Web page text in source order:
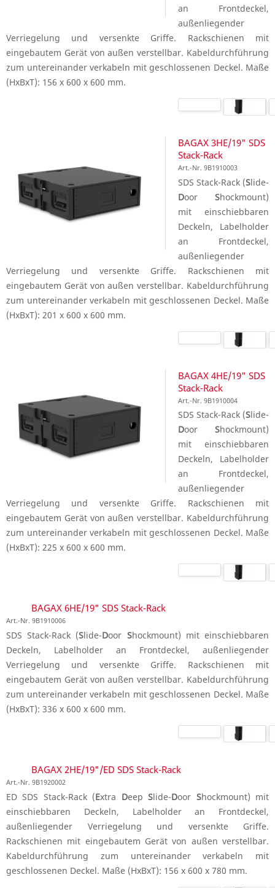
an Frontdeckel,
außenliegender
Verriegelung und versenkte Griffe. Rackschienen mit
eingebautem Gerät von außen verstellbar. Kabeldurchführung
zum untereinander verkabeln mit geschlossenen Deckel. Maße
(HxBxT): 156 x 600 x 600 mm.
BAGAX 3HE/19" SDS
Stack-Rack
Art.-Nr. 9B1910003
SDS Stack-Rack (Slide-
Door Shockmount)
mit einschiebbaren
Deckeln, Labelholder
an Frontdeckel,
außenliegender
Verriegelung und versenkte Griffe. Rackschienen mit
eingebautem Gerät von außen verstellbar. Kabeldurchführung
zum untereinander verkabeln mit geschlossenen Deckel. Maße
(HxBxT): 201 x 600 x 600 mm.
BAGAX 4HE/19" SDS
Stack-Rack
Art.-Nr. 9B1910004
SDS Stack-Rack (Slide-
Door Shockmount)
mit einschiebbaren
Deckeln, Labelholder
an Frontdeckel,
außenliegender
Verriegelung und versenkte Griffe. Rackschienen mit
eingebautem Gerät von außen verstellbar. Kabeldurchführung
zum untereinander verkabeln mit geschlossenen Deckel. Maße
(HxBxT): 225 x 600 x 600 mm.
BAGAX 6HE/19" SDS Stack-Rack
Art.-Nr. 9B1910006
SDS Stack-Rack (Slide-Door Shockmount) mit einschiebbaren
Deckeln, Labelholder an Frontdeckel, außenliegender
Verriegelung und versenkte Griffe. Rackschienen mit
eingebautem Gerät von außen verstellbar. Kabeldurchführung
zum untereinander verkabeln mit geschlossenen Deckel. Maße
(HxBxT): 336 x 600 x 600 mm.
BAGAX 2HE/19"/ED SDS Stack-Rack
Art.-Nr. 9B1920002
ED SDS Stack-Rack (Extra DeepSlide-Door Shockmount) mit
einschiebbaren Deckeln, Labelholder an Frontdeckel,
außenliegender Verriegelung und versenkte Griffe.
Rackschienen mit eingebautem Gerät von außen verstellbar.
Kabeldurchführung zum untereinander verkabeln mit
geschlossenen Deckel. Maße (HxBxT): 156 x 600 x 780 mm.